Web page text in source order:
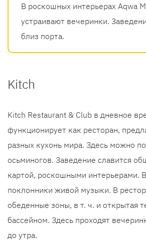
В роскошных интерьерах Aqwa
устраивают вечеринки.
близ порта.
Kitch
Kitch Restaurant & Club в дневное
функционирует как ресторан,
разных кухонь мира. Здесь можно
осьминогов. Заведение славится
картой, роскошными интерьерами.
поклонники живой музыки. В
обеденные зоны, в т. ч. и открытая
бассейном. Здесь проходят
до утра.